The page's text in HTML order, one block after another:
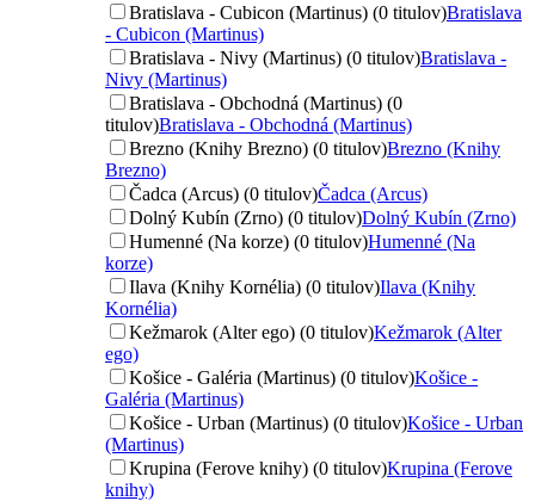
Bratislava - Cubicon (Martinus) (0 titulov)Bratislava
- Cubicon (Martinus)
Bratislava - Nivy (Martinus) (0 titulov)Bratislava -
Nivy (Martinus)
Bratislava - Obchodná (Martinus) (0
titulov)Bratislava - Obchodná (Martinus)
Brezno (Knihy Brezno) (0 titulov)Brezno (Knihy
Brezno)
Čadca (Arcus) (0 titulov)Čadca (Arcus)
Dolný Kubín (Zrno) (0 titulov)Dolný Kubín (Zrno)
Humenné (Na korze) (0 titulov)Humenné (Na
korze)
Ilava (Knihy Kornélia) (0 titulov)Ilava (Knihy
Kornélia)
Kežmarok (Alter ego) (0 titulov)Kežmarok (Alter
ego)
Košice - Galéria (Martinus) (0 titulov)Košice -
Galéria (Martinus)
Košice - Urban (Martinus) (0 titulov)Košice - Urban
(Martinus)
Krupina (Ferove knihy) (0 titulov)Krupina (Ferove
knihy)